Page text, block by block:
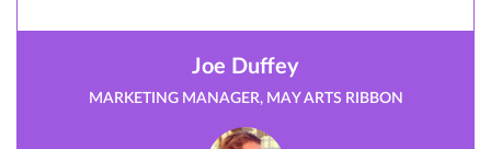
Joe Duffey
MARKETING MANAGER, MAY ARTS RIBBON